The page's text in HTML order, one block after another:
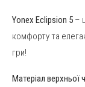
Yonex Eclipsion 5 –
комфорту та
гри!
Матеріал верхньої